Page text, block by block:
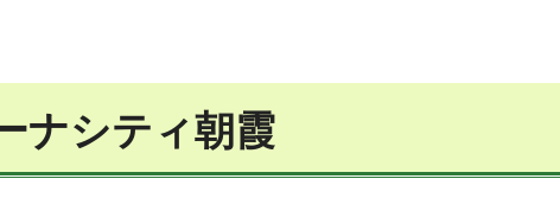
ナシティ朝霞